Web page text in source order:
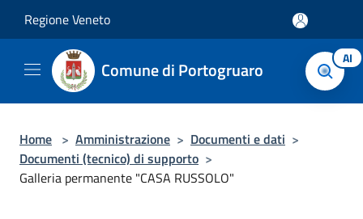
Regione Veneto
Comune di Portogruaro AI
Home > Amministrazione > Documenti e dati >
Documenti (tecnico) di supporto >
Galleria permanente "CASA RUSSOLO"